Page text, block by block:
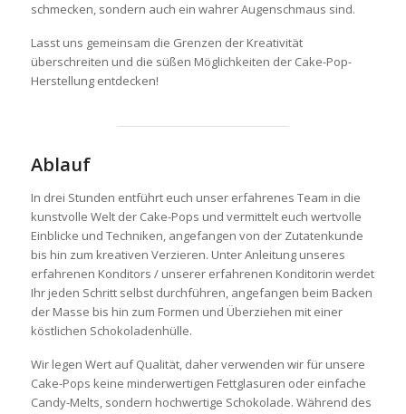
schmecken, sondern auch ein wahrer Augenschmaus sind.
Lasst uns gemeinsam die Grenzen der Kreativität
überschreiten und die süßen Möglichkeiten der Cake-Pop-
Herstellung entdecken!
Ablauf
In drei Stunden entführt euch unser erfahrenes Team in die
kunstvolle Welt der Cake-Pops und vermittelt euch wertvolle
Einblicke und Techniken, angefangen von der Zutatenkunde
bis hin zum kreativen Verzieren. Unter Anleitung unseres
erfahrenen Konditors / unserer erfahrenen Konditorin werdet
Ihr jeden Schritt selbst durchführen, angefangen beim Backen
der Masse bis hin zum Formen und Überziehen mit einer
köstlichen Schokoladenhülle.
Wir legen Wert auf Qualität, daher verwenden wir für unsere
Cake-Pops keine minderwertigen Fettglasuren oder einfache
Candy-Melts, sondern hochwertige Schokolade. Während des